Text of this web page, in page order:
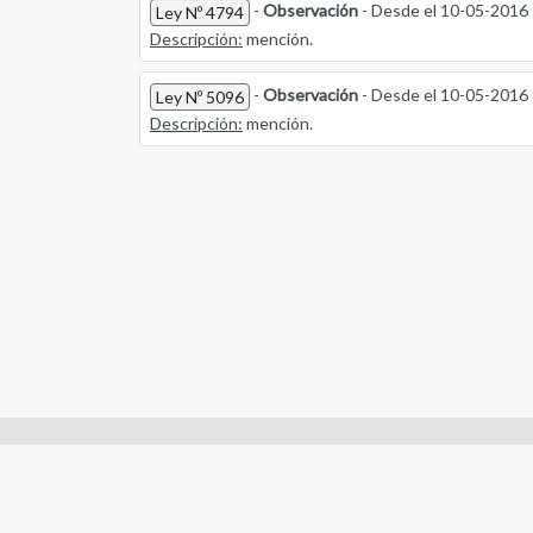
Ley Nº 4794 - Observación - Desde el 10-05-2016
Descripción: mención.
Ley Nº 5096 - Observación - Desde el 10-05-2016
Descripción: mención.